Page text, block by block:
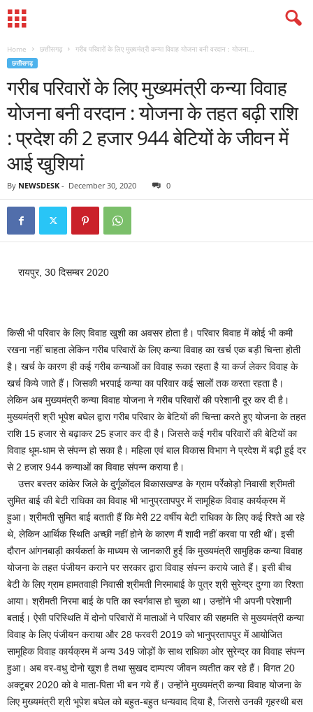
Home छत्तीसगढ़ गरीब परिवारों के लिए मुख्यमंत्री कन्या विवाह योजना बनी वरदान : योजना...
छत्तीसगढ़
गरीब परिवारों के लिए मुख्यमंत्री कन्या विवाह
योजना बनी वरदान : योजना के तहत बढ़ी राशि
: प्रदेश की 2 हजार 944 बेटियों के जीवन में
आई खुशियां
By NEWSDESK - December 30, 2020 0
रायपुर, 30 दिसम्बर 2020
किसी भी परिवार के लिए विवाह खुशी का अवसर होता है। परिवार विवाह में कोई भी कमी
रखना नहीं चाहता लेकिन गरीब परिवारों के लिए कन्या विवाह का खर्च एक बड़ी चिन्ता होती
है। खर्च के कारण ही कई गरीब कन्याओं का विवाह रूका रहता है या कर्ज लेकर विवाह के
खर्च किये जाते हैं। जिसकी भरपाई कन्या का परिवार कई सालों तक करता रहता है।
लेकिन अब मुख्यमंत्री कन्या विवाह योजना ने गरीब परिवारों की परेशानी दूर कर दी है।
मुख्यमंत्री श्री भूपेश बघेल द्वारा गरीब परिवार के बेटियों की चिन्ता करते हुए योजना के तहत
राशि 15 हजार से बढ़ाकर 25 हजार कर दी है। जिससे कई गरीब परिवारों की बेटियों का
विवाह धूम-धाम से संपन्न हो सका है। महिला एवं बाल विकास विभाग ने प्रदेश में बढ़ी हुई दर
से 2 हजार 944 कन्याओं का विवाह संपन्न कराया है।
उत्तर बस्तर कांकेर जिले के दुर्गूकोंदल विकासखण्ड के ग्राम पर्रेकोड़ो निवासी श्रीमती
सुमित बाई की बेटी राधिका का विवाह भी भानुप्रतापपुर में सामूहिक विवाह कार्यक्रम में
हुआ। श्रीमती सुमित बाई बताती हैं कि मेरी 22 वर्षीय बेटी राधिका के लिए कई रिश्ते आ रहे
थे, लेकिन आर्थिक स्थिति अच्छी नहीं होने के कारण मैं शादी नहीं करवा पा रही थीं। इसी
दौरान आंगनबाड़ी कार्यकर्ता के माध्यम से जानकारी हुई कि मुख्यमंत्री सामुहिक कन्या विवाह
योजना के तहत पंजीयन कराने पर सरकार द्वारा विवाह संपन्न कराये जाते हैं। इसी बीच
बेटी के लिए ग्राम हामतवाही निवासी श्रीमती निरमाबाई के पुत्र श्री सुरेन्द्र दुग्गा का रिश्ता
आया। श्रीमती निरमा बाई के पति का स्वर्गवास हो चुका था। उन्होंने भी अपनी परेशानी
बताई। ऐसी परिस्थिति में दोनो परिवारों में माताओं ने परिवार की सहमति से मुख्यमंत्री कन्या
विवाह के लिए पंजीयन कराया और 28 फरवरी 2019 को भानुप्रतापपुर में आयोजित
सामूहिक विवाह कार्यक्रम में अन्य 349 जोड़ों के साथ राधिका ओर सुरेन्द्र का विवाह संपन्न
हुआ। अब वर-वधु दोनो खुश है तथा सुखद दाम्पत्य जीवन व्यतीत कर रहे हैं। विगत 20
अक्टूबर 2020 को वे माता-पिता भी बन गये हैं। उन्होंने मुख्यमंत्री कन्या विवाह योजना के
लिए मुख्यमंत्री श्री भूपेश बघेल को बहुत-बहुत धन्यवाद दिया है, जिससे उनकी गृहस्थी बस